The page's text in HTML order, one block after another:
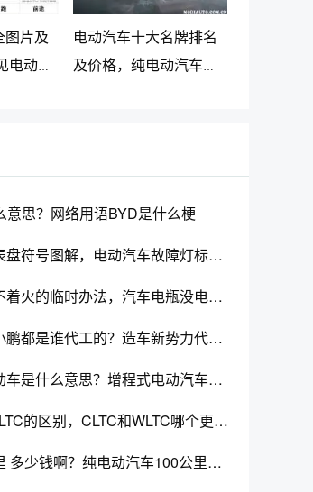
图片及
电动汽
电动汽车十大名牌排名
及价格，纯电动汽车排
意思？网络用语BYD是什么梗
电动车仪表盘符号图解，电动汽车故障灯标志图解大全
车没电打不着火的临时办法，汽车电瓶没电怎么搭线(图解)
理想蔚来小鹏都是谁代工的？造车新势力代工厂分别是哪些
增程式电动车是什么意思？增程式电动汽车优缺点
CLTC和WLTC的区别，CLTC和WLTC哪个更准确
电车一公里 多少钱啊？纯电动汽车100公里多少度电